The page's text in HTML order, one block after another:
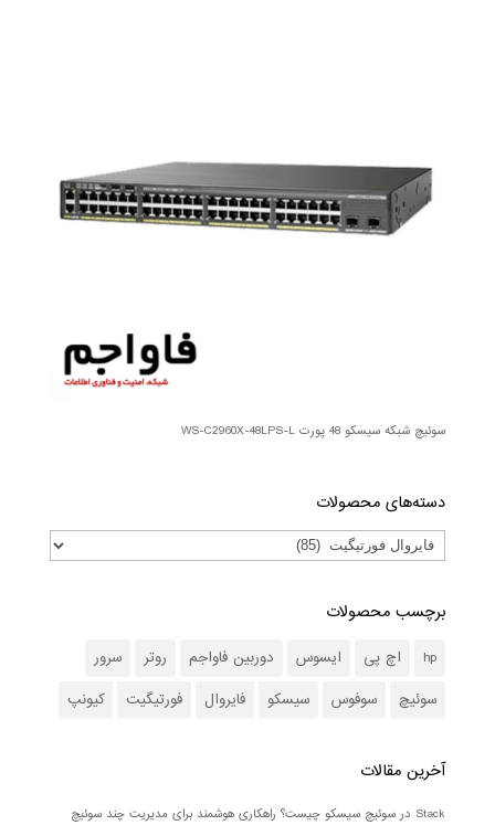
سوئیچ شبکه سیسکو 48 پورت WS-C2960X-48LPS-L
دسته‌های محصولات
برچسب محصولات
hp اچ پی ایسوس دوربین فاواجم روتر
سرور
سوئیچ
سوفوس سیسکو فایروال فورتیگیت کیونپ
آخرین مقالات
Stack در سوئیچ سیسکو چیست؟ راهکاری هوشمند برای مدیریت چند سوئیچ